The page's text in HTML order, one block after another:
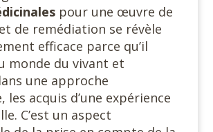
pour une œuvre de
de remédiation se révèle
efficace parce qu’il
monde du vivant et
une approche
les acquis d’une expérience
C’est un aspect